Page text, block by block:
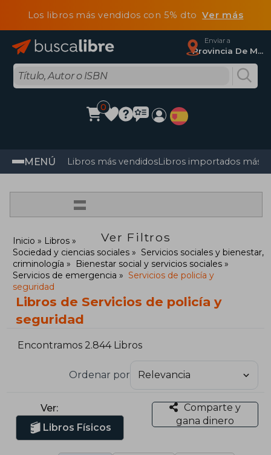
Los libros más vendidos con 5% dtoVer más
Enviar a
Provincia De Madrid
0
MENÚ Libros más vendidosLibros importados más
=
Ver Filtros
Inicio
Libros
Sociedad y ciencias sociales
Servicios sociales y bienestar,
criminología
Bienestar social y servicios sociales
Servicios de emergencia
Servicios de policía y
seguridad
Libros de Servicios de policía y
seguridad
Encontramos 2.844 Libros
Ordenar por
Ver:
Libros Físicos
Comparte y
gana dinero